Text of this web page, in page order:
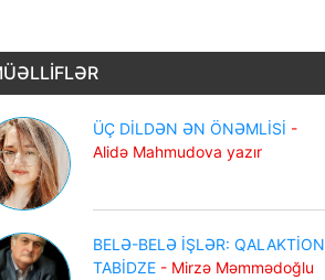
ÜÇ DİLDƏN ƏN ÖNƏMLİSİ -
Alidə Mahmudova yazır
BELƏ-BELƏ İŞLƏR: QALAKTİON
TABİDZE - Mirzə Məmmədoğlu